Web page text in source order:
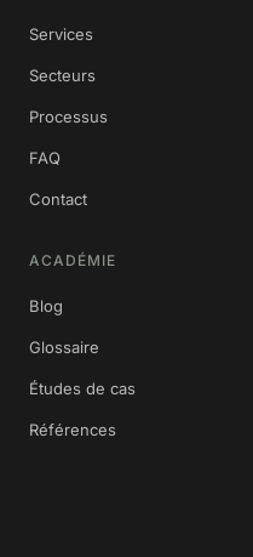
Services
Secteurs
Processus
FAQ
Contact
ACADÉMIE
Blog
Glossaire
Études de cas
Références